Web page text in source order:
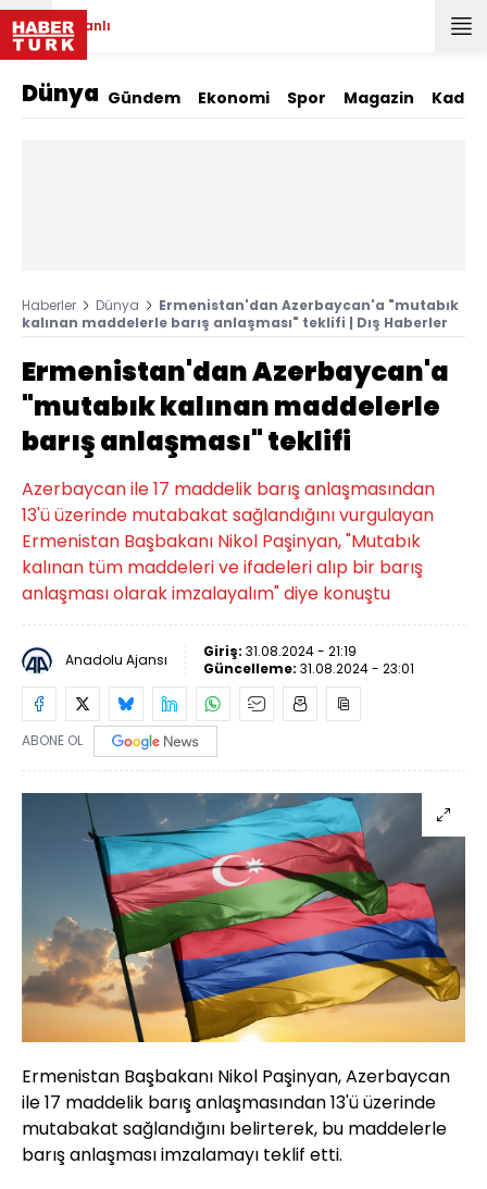
Canlı
Dünya Gündem Ekonomi Spor Magazin Kadın
Haberler Dünya
Ermenistan'dan Azerbaycan'a "mutabık
kalınan maddelerle barış anlaşması" teklifi | Dış Haberler
Ermenistan'dan Azerbaycan'a
"mutabık kalınan maddelerle
barış anlaşması" teklifi
Azerbaycan ile 17 maddelik barış anlaşmasından
13'ü üzerinde mutabakat sağlandığını vurgulayan
Ermenistan Başbakanı Nikol Paşinyan, "Mutabık
kalınan tüm maddeleri ve ifadeleri alıp bir barış
anlaşması olarak imzalayalım" diye konuştu
Anadolu Ajansı Giriş: 31.08.2024 - 21:19
Güncelleme: 31.08.2024 - 23:01
ABONE OL
Ermenistan Başbakanı Nikol Paşinyan, Azerbaycan
ile 17 maddelik barış anlaşmasından 13'ü üzerinde
mutabakat sağlandığını belirterek, bu maddelerle
barış anlaşması imzalamayı teklif etti.